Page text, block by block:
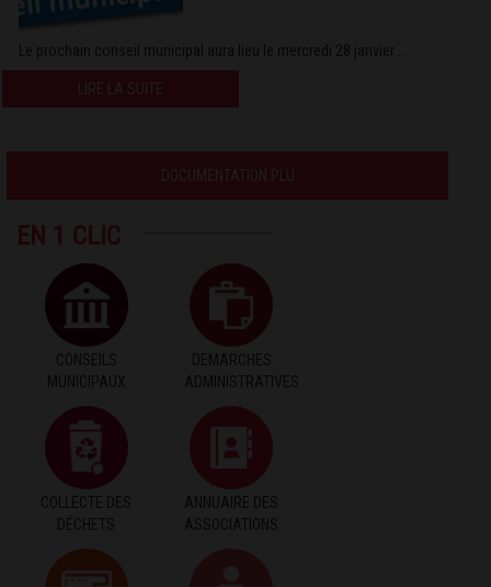
Le prochain conseil municipal aura lieu le mercredi 28 janvier . . .
LIRE LA SUITE
DOCUMENTATION PLU
EN 1 CLIC
CONSEILS
MUNICIPAUX
DEMARCHES
ADMINISTRATIVES
COLLECTE DES
DÉCHETS
ANNUAIRE DES
ASSOCIATIONS